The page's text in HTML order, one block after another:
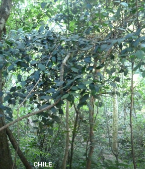
CHILE